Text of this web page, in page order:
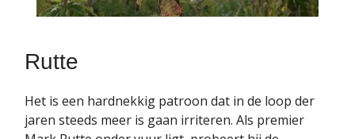
Rutte
Het is een hardnekkig patroon dat in de loop der
jaren steeds meer is gaan irriteren. Als premier